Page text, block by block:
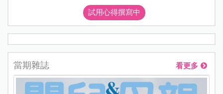
試用心得撰寫中
當期雜誌 看更多